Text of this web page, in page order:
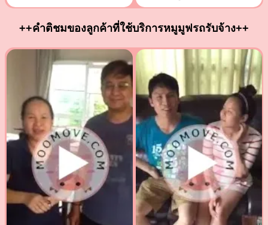
++คำติชมของลูกค้าที่ใช้บริการหมูมูฟรถรับจ้าง++